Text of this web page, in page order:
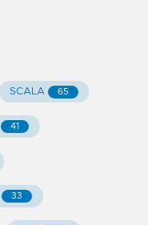
SCALA 65
41
33